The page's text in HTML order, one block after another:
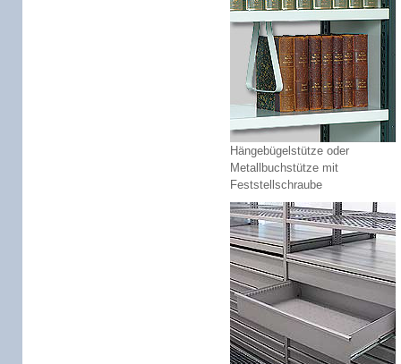
Hängebügelstütze oder
Metallbuchstütze mit
Feststellschraube